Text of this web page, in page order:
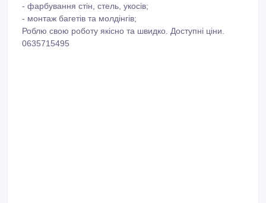
- фарбування стін, стель, укосів;
- монтаж багетів та молдінгів;
Роблю свою роботу якісно та швидко. Доступні ціни.
0635715495